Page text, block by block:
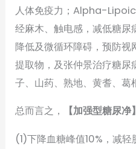
人体免疫力；Alpha-
经麻木、触电感，减低糖尿
降低及微循环障碍，预防
提取物，及张仲景治疗糖
子、山药、熟地、黄耆、葛
总而言之， 【加强型糖尿
(1)下降血糖峰值10%，减